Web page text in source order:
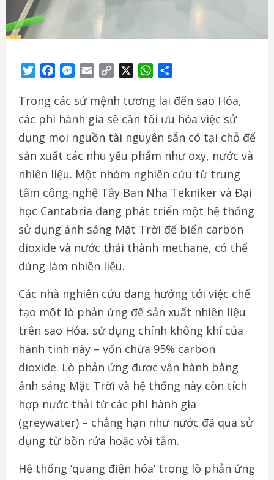
TwitterFacebookMessenger
Email
Copy
WhatsApp
Trong các sứ mệnh tương lai đến sao Hỏa,
các phi hành gia sẽ cần tối ưu hóa việc sử
dụng mọi nguồn tài nguyên sẵn có tại chỗ để
sản xuất các nhu yếu phẩm như oxy, nước và
nhiên liệu. Một nhóm nghiên cứu từ trung
tâm công nghệ Tây Ban Nha Tekniker và Đại
học Cantabria đang phát triển một hệ thống
sử dụng ánh sáng Mặt Trời để biến carbon
dioxide và nước thải thành methane, có thể
dùng làm nhiên liệu.
Các nhà nghiên cứu đang hướng tới việc chế
tạo một lò phản ứng để sản xuất nhiên liệu
trên sao Hỏa, sử dụng chính không khí của
hành tinh này – vốn chứa 95% carbon
dioxide. Lò phản ứng được vận hành bằng
ánh sáng Mặt Trời và hệ thống này còn tích
hợp nước thải từ các phi hành gia
(greywater) – chẳng hạn như nước đã qua sử
dụng từ bồn rửa hoặc vòi tắm.
Hệ thống ‘quang điện hóa’ trong lò phản ứng